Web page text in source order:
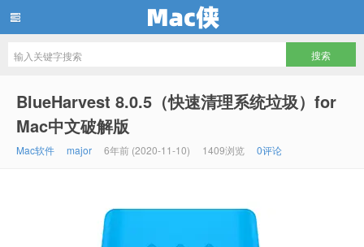
BlueHarvest 8.0.5（快速清理系统垃圾）for
Mac中文破解版
Mac软件 major 6年前 (2020-11-10) 1409浏览 0评论